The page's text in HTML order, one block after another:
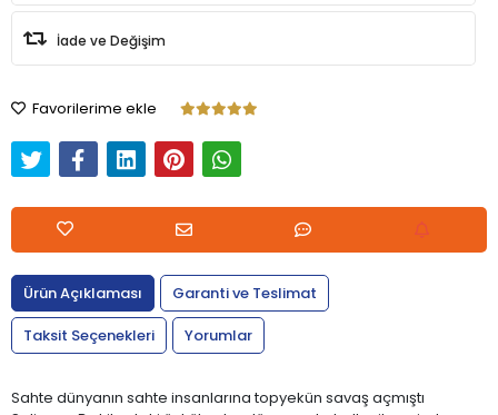
İade ve Değişim
Favorilerime ekle
Ürün Açıklaması
Garanti ve Teslimat
Taksit Seçenekleri
Yorumlar
Sahte dünyanın sahte insanlarına topyekün savaş açmıştı